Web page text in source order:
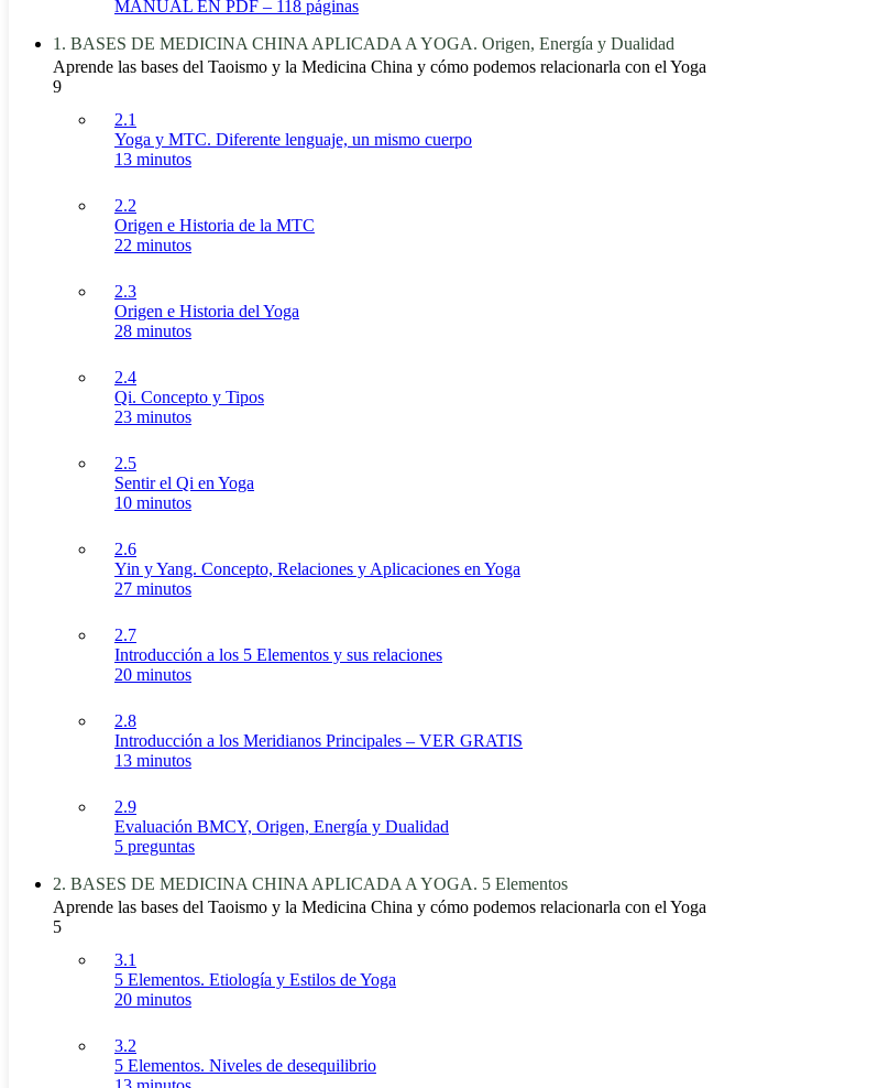
MANUAL EN PDF – 118 páginas
1. BASES DE MEDICINA CHINA APLICADA A YOGA. Origen, Energía y Dualidad
Aprende las bases del Taoismo y la Medicina China y cómo podemos relacionarla con el Yoga
9
2.1
Yoga y MTC. Diferente lenguaje, un mismo cuerpo
13 minutos
2.2
Origen e Historia de la MTC
22 minutos
2.3
Origen e Historia del Yoga
28 minutos
2.4
Qi. Concepto y Tipos
23 minutos
2.5
Sentir el Qi en Yoga
10 minutos
2.6
Yin y Yang. Concepto, Relaciones y Aplicaciones en Yoga
27 minutos
2.7
Introducción a los 5 Elementos y sus relaciones
20 minutos
2.8
Introducción a los Meridianos Principales – VER GRATIS
13 minutos
2.9
Evaluación BMCY, Origen, Energía y Dualidad
5 preguntas
2. BASES DE MEDICINA CHINA APLICADA A YOGA. 5 Elementos
Aprende las bases del Taoismo y la Medicina China y cómo podemos relacionarla con el Yoga
5
3.1
5 Elementos. Etiología y Estilos de Yoga
20 minutos
3.2
5 Elementos. Niveles de desequilibrio